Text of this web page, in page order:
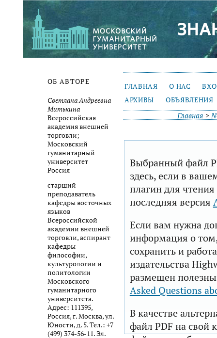
ОБ АВТОРЕ
Светлана Андреевна
Митькина
Всероссийская
академия внешней
торговли;
Московский
гуманитарный
университет
Россия
старший
преподаватель
кафедры восточных
языков
Всероссийской
академии внешней
торговли, аспирант
кафедры
философии,
культурологии и
политологии
Московского
гуманитарного
университета.
Адрес: 111395,
Россия, г. Москва, ул.
Юности, д. 5. Тел.: +7
(499) 374-56-11. Эл.
ГЛАВНАЯ О НАС
АРХИВЫ
ОБЪЯВЛЕНИЯ
Главная >
Выбранный файл
здесь, если в
плагин для
последняя версия
Если вам нужна
информация о том,
сохранить и
издательства
размещен
Asked Questions
В качестве
файл PDF на свой